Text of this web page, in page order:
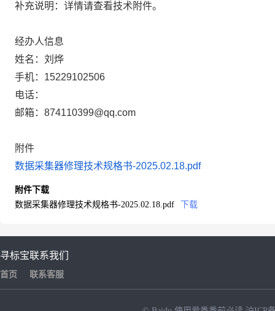
补充说明：详情请查看技术附件。
经办人信息
姓名：刘烨
手机：15229102506
电话：
邮箱：874110399@qq.com
附件
数据采集器修理技术规格书-2025.02.18.pdf
附件下载
数据采集器修理技术规格书-2025.02.18.pdf
下载
寻标宝
首页
联系我们
联系客服